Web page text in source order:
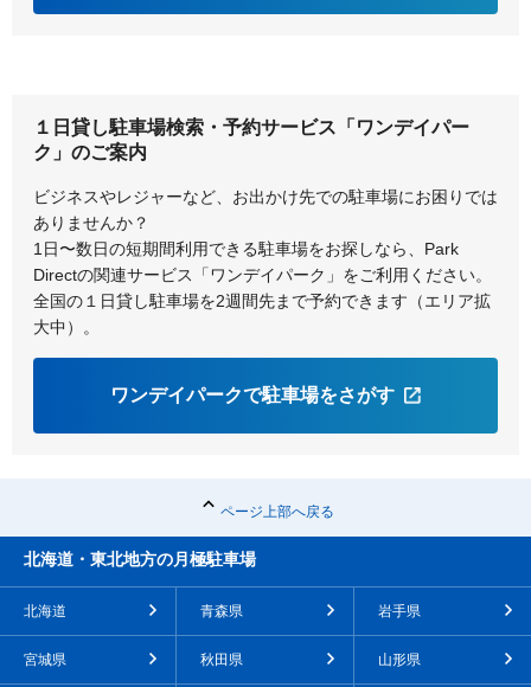
１日貸し駐車場検索・予約サービス「ワンデイパー
ク」のご案内
ビジネスやレジャーなど、お出かけ先での駐車場にお困りでは
ありませんか？
1日〜数日の短期間利用できる駐車場をお探しなら、Park
Directの関連サービス「ワンデイパーク」をご利用ください。
全国の１日貸し駐車場を2週間先まで予約できます（エリア拡
大中）。
ワンデイパークで駐車場をさがす
ページ上部へ戻る
北海道・東北地方の月極駐車場
北海道 青森県 岩手県
宮城県 秋田県 山形県